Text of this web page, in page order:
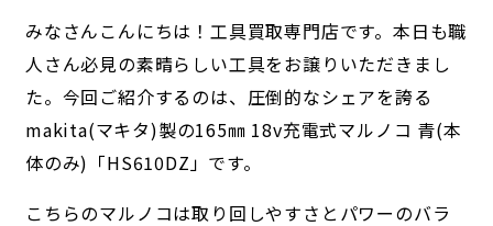
みなさんこんにちは！工具買取専門店です。本日も職
人さん必見の素晴らしい工具をお譲りいただきまし
た。今回ご紹介するのは、圧倒的なシェアを誇る
makita(マキタ)製の165㎜ 18v充電式マルノコ 青(本
体のみ)「HS610DZ」です。
こちらのマルノコは取り回しやすさとパワーのバラ